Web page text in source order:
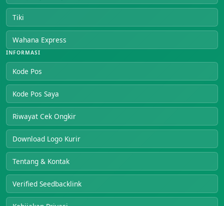
Tiki
Wahana Express
INFORMASI
Kode Pos
Kode Pos Saya
Riwayat Cek Ongkir
Download Logo Kurir
Tentang & Kontak
Verified Seedbacklink